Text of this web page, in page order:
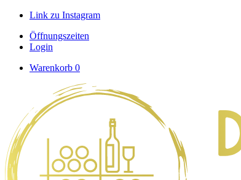
Link zu Instagram
Öffnungszeiten
Login
Warenkorb 0